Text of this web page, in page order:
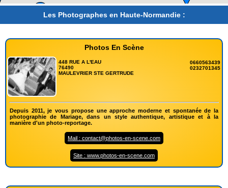
Les Photographes en Haute-Normandie :
Photos En Scène
448 RUE A L'EAU
76490
MAULEVRIER STE GERTRUDE
0660563439
0232701345
Depuis 2011, je vous propose une approche moderne et spontanée de la
photographie de Mariage, dans un style authentique, artistique et à la
manière d'un photo-reportage.
Mail : contact@photos-en-scene.com
Site : www.photos-en-scene.com